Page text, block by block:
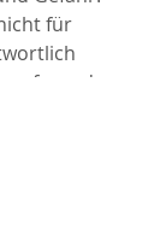
für
aufgrund